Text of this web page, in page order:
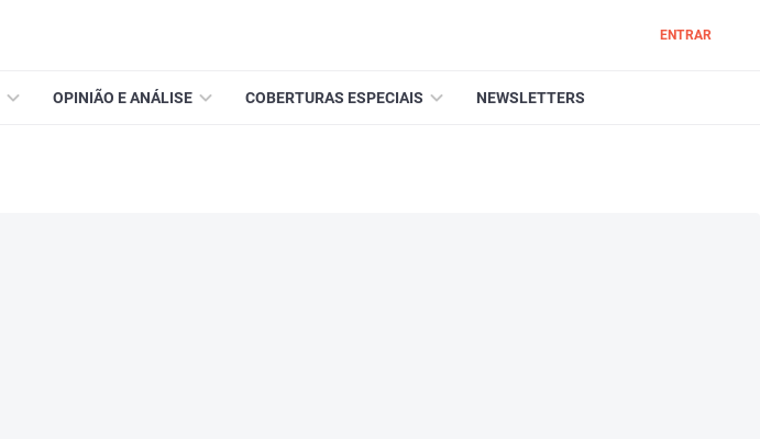
ENTRAR
OPINIÃO E ANÁLISE COBERTURAS ESPECIAIS NEWSLETTERS